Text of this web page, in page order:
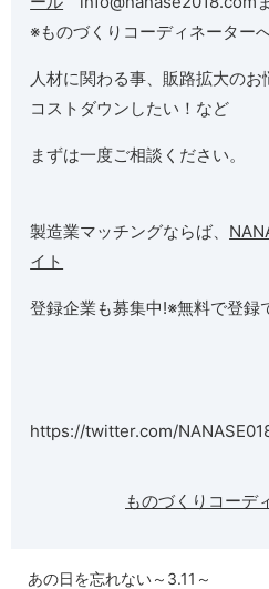
※ものづくりコーディネーター
人材に関わる事、販路拡大のお
コストダウンしたい！など
まずは一度ご相談ください。
製造業マッチングならば、
イト
登録企業も募集中!※無料で登録
https://twitter.com/
ものづくりコーデ
あの日を忘れない～3.11～